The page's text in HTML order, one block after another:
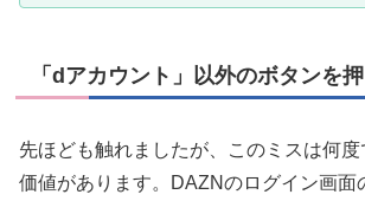
「dアカウント」以外のボタンを
先ほども触れましたが、このミスは何
価値があります。DAZNのログイン画面